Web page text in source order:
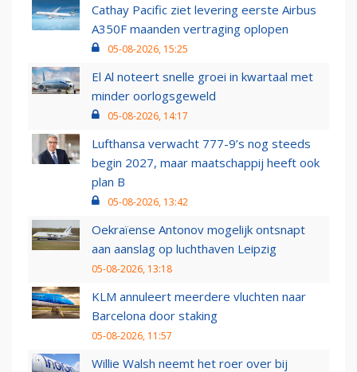
Cathay Pacific ziet levering eerste Airbus
A350F maanden vertraging oplopen
05-08-2026, 15:25
El Al noteert snelle groei in kwartaal met
minder oorlogsgeweld
05-08-2026, 14:17
Lufthansa verwacht 777-9’s nog steeds
begin 2027, maar maatschappij heeft ook
plan B
05-08-2026, 13:42
Oekraïense Antonov mogelijk ontsnapt
aan aanslag op luchthaven Leipzig
05-08-2026, 13:18
KLM annuleert meerdere vluchten naar
Barcelona door staking
05-08-2026, 11:57
Willie Walsh neemt het roer over bij